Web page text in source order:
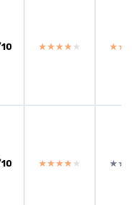
★★★★★
★★★★★
★★★★★
★★★★★